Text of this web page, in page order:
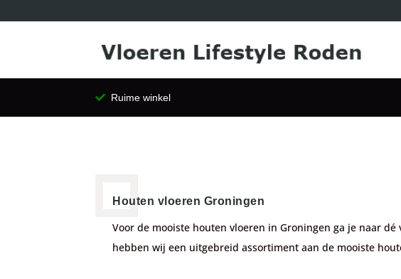
Ruime winkel
Houten vloeren Groningen
Voor de mooiste houten vloeren in Groningen ga je naar
hebben wij een uitgebreid assortiment aan de mooiste